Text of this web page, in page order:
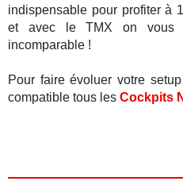
indispensable pour profiter à
et avec leTMX on vous
incomparable !
Pour faire évoluer votre
compatible tous les Cockpits